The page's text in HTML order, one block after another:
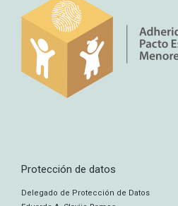
Protección de datos
Delegado de Protección de Datos